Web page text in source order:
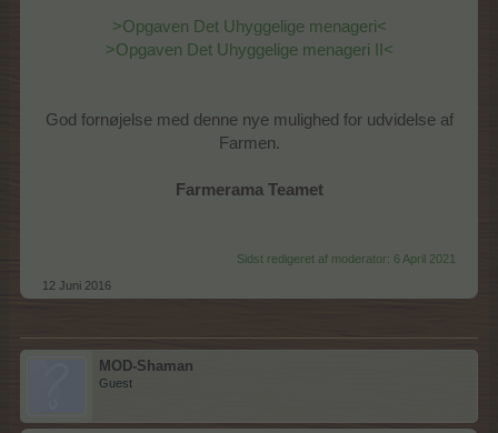
>Opgaven Det Uhyggelige menageri<
>Opgaven Det Uhyggelige menageri II<
God fornøjelse med denne nye mulighed for udvidelse af
Farmen.
Farmerama Teamet
Sidst redigeret af moderator: 6 April 2021
12 Juni 2016
MOD-Shaman
Guest